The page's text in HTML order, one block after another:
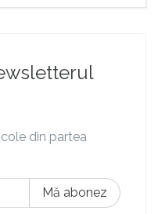
din partea
Mă abonez